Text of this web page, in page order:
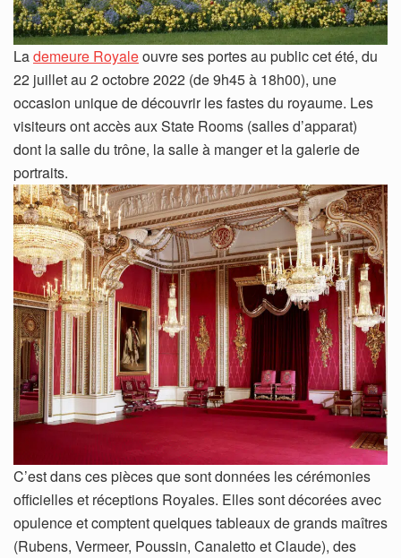
Lademeure Royaleouvre ses portes au public cet été, du
22 juillet au 2 octobre 2022 (de 9h45 à 18h00), une
occasion unique de découvrir les fastes du royaume. Les
visiteurs ont accès aux State Rooms (salles d’apparat)
dont la salle du trône, la salle à manger et la galerie de
portraits.
C’est dans ces pièces que sont données les cérémonies
officielles et réceptions Royales. Elles sont décorées avec
opulence et comptent quelques tableaux de grands maîtres
(Rubens, Vermeer, Poussin, Canaletto et Claude), des